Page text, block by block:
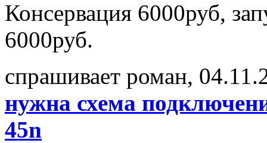
Консервация 6000руб,
6000руб.
спрашивает роман,
нужна схема
45n